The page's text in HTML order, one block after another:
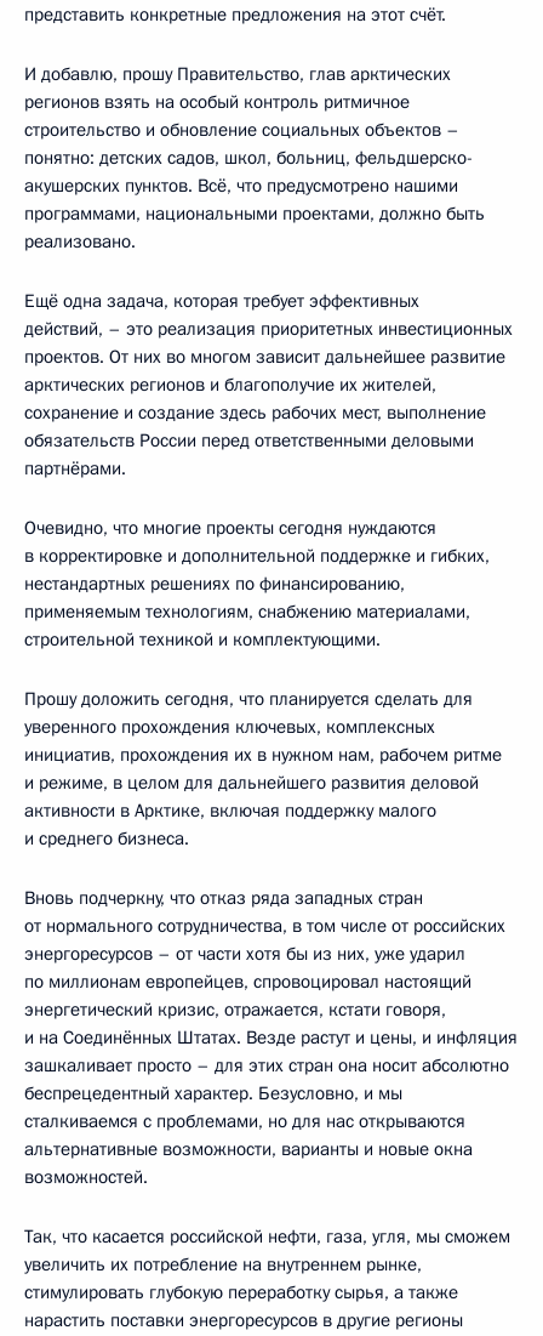
представить конкретные предложения на этот счёт.
И добавлю, прошу Правительство, глав арктических
регионов взять на особый контроль ритмичное
строительство и обновление социальных объектов –
понятно: детских садов, школ, больниц, фельдшерско-
акушерских пунктов. Всё, что предусмотрено нашими
программами, национальными проектами, должно быть
реализовано.
Ещё одна задача, которая требует эффективных
действий, – это реализация приоритетных инвестиционных
проектов. От них во многом зависит дальнейшее развитие
арктических регионов и благополучие их жителей,
сохранение и создание здесь рабочих мест, выполнение
обязательств России перед ответственными деловыми
партнёрами.
Очевидно, что многие проекты сегодня нуждаются
в корректировке и дополнительной поддержке и гибких,
нестандартных решениях по финансированию,
применяемым технологиям, снабжению материалами,
строительной техникой и комплектующими.
Прошу доложить сегодня, что планируется сделать для
уверенного прохождения ключевых, комплексных
инициатив, прохождения их в нужном нам, рабочем ритме
и режиме, в целом для дальнейшего развития деловой
активности в Арктике, включая поддержку малого
и среднего бизнеса.
Вновь подчеркну, что отказ ряда западных стран
от нормального сотрудничества, в том числе от российских
энергоресурсов – от части хотя бы из них, уже ударил
по миллионам европейцев, спровоцировал настоящий
энергетический кризис, отражается, кстати говоря,
и на Соединённых Штатах. Везде растут и цены, и инфляция
зашкаливает просто – для этих стран она носит абсолютно
беспрецедентный характер. Безусловно, и мы
сталкиваемся с проблемами, но для нас открываются
альтернативные возможности, варианты и новые окна
возможностей.
Так, что касается российской нефти, газа, угля, мы сможем
увеличить их потребление на внутреннем рынке,
стимулировать глубокую переработку сырья, а также
нарастить поставки энергоресурсов в другие регионы